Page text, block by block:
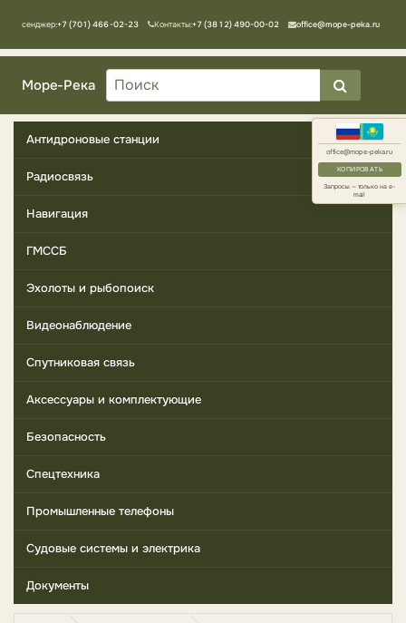
office@mope-peka.ru
КОПИРОВАТЬ
Запросы — только на e-
mail
Мессенджер:+7 (701) 466-02-23 Контакты:+7 (3812) 490-00-02 office@mope-peka.ru
Море-Река
Антидроновые станции
Радиосвязь
Навигация
ГМССБ
Эхолоты и рыбопоиск
Видеонаблюдение
Спутниковая связь
Аксессуары и комплектующие
Безопасность
Спецтехника
Промышленные телефоны
Судовые системы и электрика
Документы